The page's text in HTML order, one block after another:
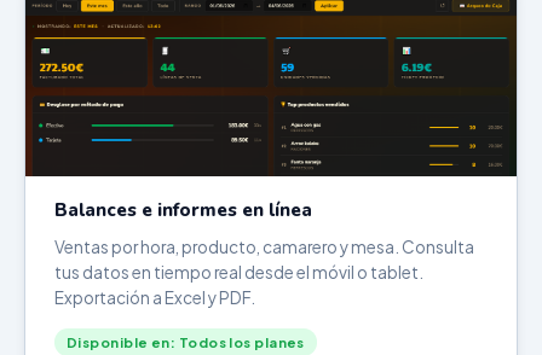
Balances e informes en línea
Ventas por hora, producto, camarero y mesa. Consulta
tus datos en tiempo real desde el móvil o tablet.
Exportación a Excel y PDF.
Disponible en: Todos los planes